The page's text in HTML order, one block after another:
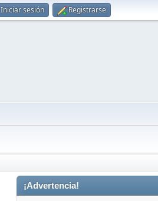
Iniciar sesión Registrarse
¡Advertencia!